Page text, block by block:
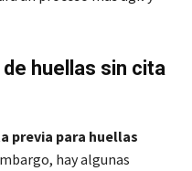
huellas sin cita
previa para huellas
hay algunas